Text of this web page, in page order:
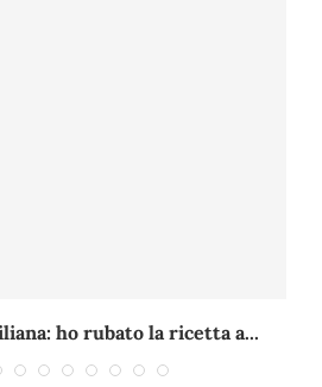
ho rubato la ricetta a...